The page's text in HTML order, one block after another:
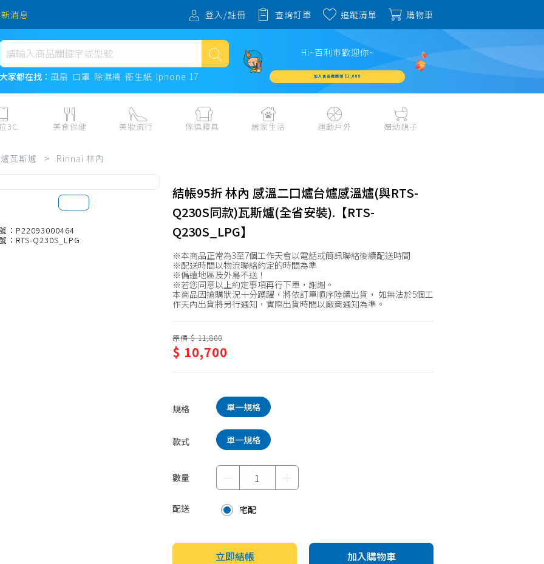
消息 登入/註冊 查詢訂單 追蹤清單 購物車
大家都在找： 風扇 口罩 除濕機 衛生紙 Iphone 17
熱門搜尋
風扇
口罩
衛生紙
Iphone 17
Hi~百利市歡迎你~
加入會員週週領 $3,000
3C 美食保健
紙本票券
水、飲料、沖泡
民生食材、烹飪調味
熟食、小吃、滷味
美妝流行 傢俱寢具
寢具
傢飾百貨
衛浴
開運
園藝植栽
居家生活
餐廚
生活其他用品
成人用品🔞
運動戶外
旅行用品、行李箱、
雨具
健身、運動器材
自行車、電動車系列
機車部品百貨
婦幼親子
書包、兒童生活用品
外出用品
瓦斯爐 > Rinnai 林內
：P22093000464
：RTS-Q230S_LPG
結帳95折 林內 感溫二口爐台爐感溫爐(與RTS-
Q230S同款)瓦斯爐(全省安裝).【RTS-
Q230S_LPG】
※本商品正常為3至7個工作天會以電話或簡訊聯絡後續配送時間
※配送時間以物流聯絡約定的時間為準
※偏遠地區及外島不送！
※若您同意以上約定事項再行下單，謝謝。
本商品因搶購狀況十分踴躍，將依訂單順序陸續出貨， 如無法於5個工
作天內出貨將另行通知，實際出貨時間以廠商通知為準。
原價 $ 11,800
$ 10,700
規格 單一規格
款式 單一規格
數量 － ＋
配送 宅配
立即結帳 加入購物車